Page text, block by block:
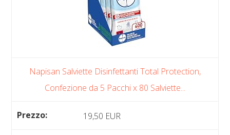
Napisan Salviette Disinfettanti Total Protection,
Confezione da 5 Pacchi x 80 Salviette...
19,50 EUR